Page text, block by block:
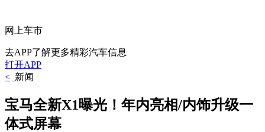
网上车市
去APP了解更多精彩汽车信息
打开APP
< 新闻
宝马全新X1曝光！年内亮相/内饰升级一
体式屏幕